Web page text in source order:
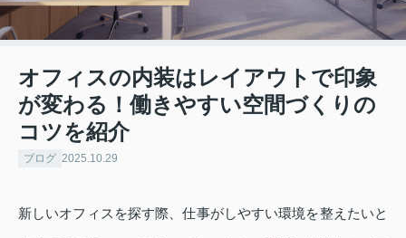
オフィスの内装はレイアウトで印象
が変わる！働きやすい空間づくりの
コツを紹介
ブログ 2025.10.29
新しいオフィスを探す際、仕事がしやすい環境を整えたいと